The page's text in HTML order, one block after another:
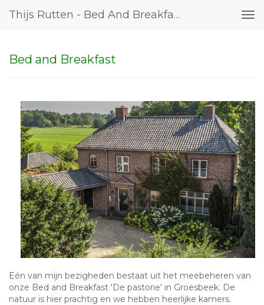
Thijs Rutten - Bed And Breakfast
Bed and Breakfast
Eén van mijn bezigheden bestaat uit het meebeheren van
onze Bed and Breakfast 'De pastorie' in Groesbeek. De
natuur is hier prachtig en we hebben heerlijke kamers.